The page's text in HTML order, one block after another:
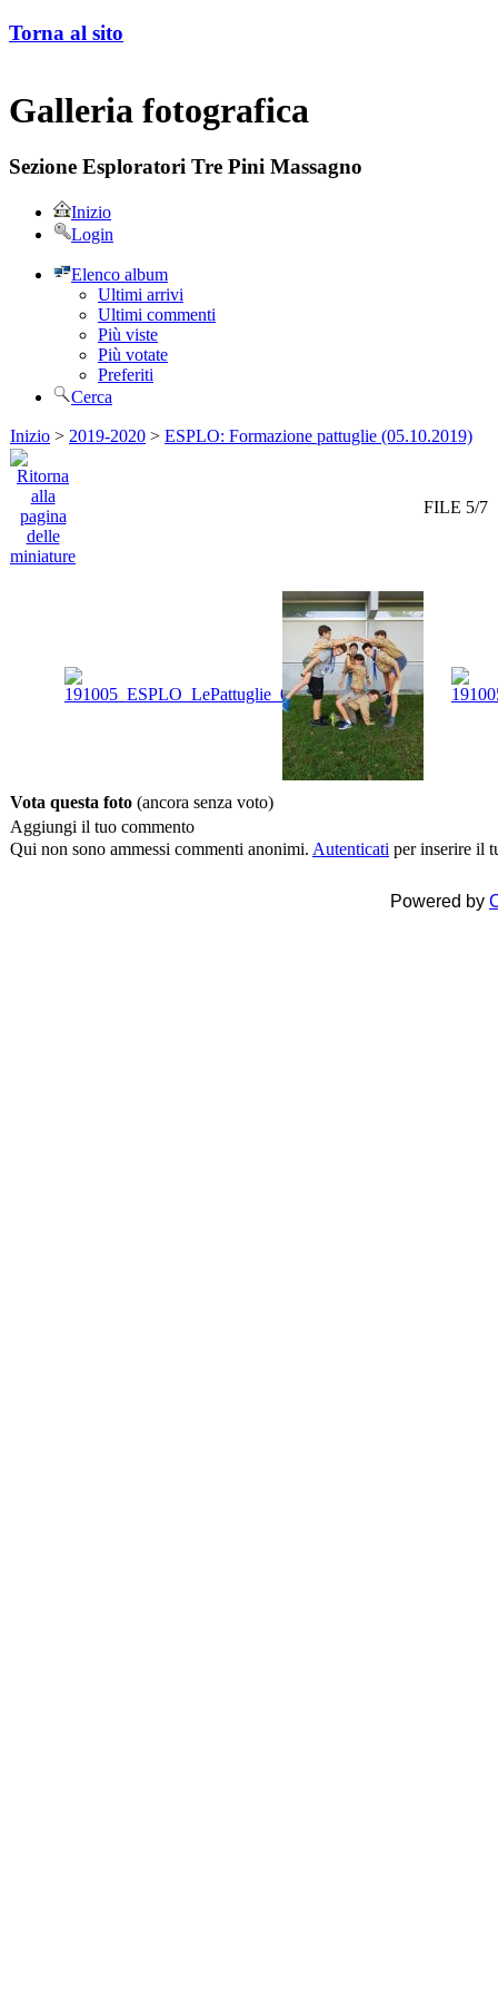
Torna al sito
Galleria fotografica
Sezione Esploratori Tre Pini Massagno
Inizio
Login
Elenco album
Ultimi arrivi
Ultimi commenti
Più viste
Più votate
Preferiti
Cerca
Inizio > 2019-2020 > ESPLO: Formazione pattuglie (05.10.2019)
FILE 5/7
Vota questa foto (ancora senza voto)
Aggiungi il tuo commento
Qui non sono ammessi commenti anonimi. Autenticati per inserire il
Powered by